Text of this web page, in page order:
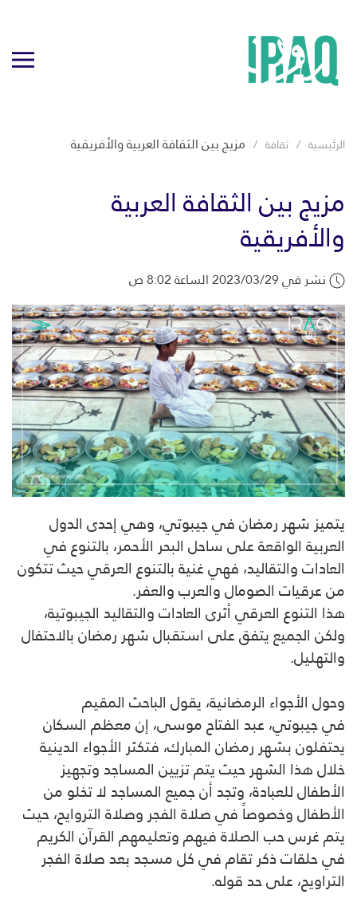
الرئيسية ثقافة مزيج بين الثقافة العربية والأفريقية
مزيج بين الثقافة العربية
والأفريقية
نشر في 2023/03/29 الساعة 8:02 ص
يتميز شهر رمضان في جيبوتي، وهي إحدى الدول
العربية الواقعة على ساحل البحر الأحمر، بالتنوع في
العادات والتقاليد، فهي غنية بالتنوع العرقي حيث تتكون
من عرقيات الصومال والعرب والعفر.
هذا التنوع العرقي أثرى العادات والتقاليد الجيبوتية،
ولكن الجميع يتفق على استقبال شهر رمضان بالاحتفال
والتهليل.
وحول الأجواء الرمضانية، يقول الباحث المقيم
في جيبوتي، عبد الفتاح موسى، إن معظم السكان
يحتفلون بشهر رمضان المبارك، فتكثر الأجواء الدينية
خلال هذا الشهر حيث يتم تزيين المساجد وتجهيز
الأطفال للعبادة، وتجد أن جميع المساجد لا تخلو من
الأطفال وخصوصاً في صلاة الفجر وصلاة التروايح، حيث
يتم غرس حب الصلاة فيهم وتعليمهم القرآن الكريم
في حلقات ذكر تقام في كل مسجد بعد صلاة الفجر
التراويح، على حد قوله.